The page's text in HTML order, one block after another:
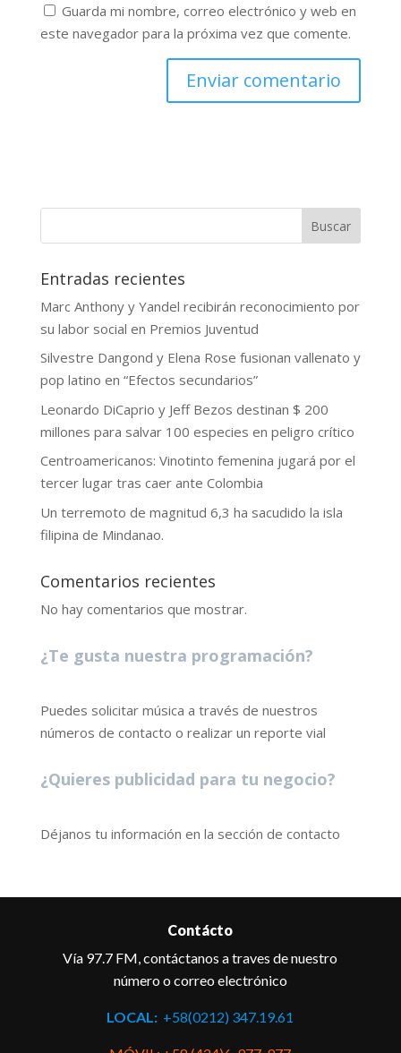
Guarda mi nombre, correo electrónico y web en
este navegador para la próxima vez que comente.
Buscar
Entradas recientes
Marc Anthony y Yandel recibirán reconocimiento por
su labor social en Premios Juventud
Silvestre Dangond y Elena Rose fusionan vallenato y
pop latino en “Efectos secundarios”
Leonardo DiCaprio y Jeff Bezos destinan $ 200
millones para salvar 100 especies en peligro crítico
Centroamericanos: Vinotinto femenina jugará por el
tercer lugar tras caer ante Colombia
Un terremoto de magnitud 6,3 ha sacudido la isla
filipina de Mindanao.
Comentarios recientes
No hay comentarios que mostrar.
¿Te gusta nuestra programación?
Puedes solicitar música a través de nuestros
números de contacto o realizar un reporte vial
¿Quieres publicidad para tu negocio?
Déjanos tu información en la sección de contacto
Contácto
Vía 97.7 FM, contáctanos a traves de nuestro
número o correo electrónico
LOCAL: +58(0212) 347.19.61